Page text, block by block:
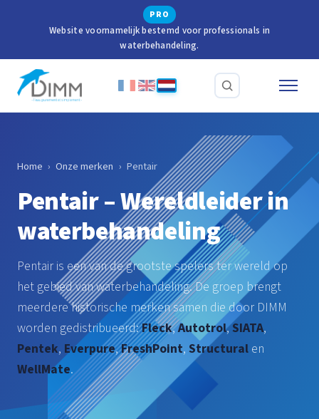
PRO
Website voornamelijk bestemd voor professionals in
waterbehandeling.
Home › Onze merken › Pentair
Pentair – Wereldleider in
waterbehandeling
Pentair is een van de grootste spelers ter wereld op
het gebied van waterbehandeling. De groep brengt
meerdere historische merken samen die door DIMM
worden gedistribueerd:Fleck,Autotrol,SIATA,
Pentek, Everpure,FreshPoint, Structural en
WellMate.